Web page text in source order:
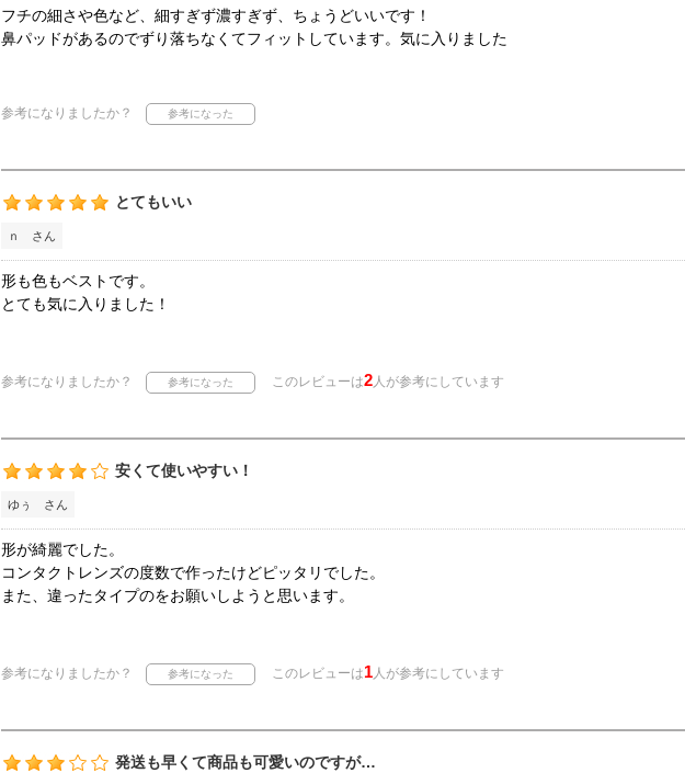
フチの細さや色など、細すぎず濃すぎず、ちょうどいいです！
鼻パッドがあるのでずり落ちなくてフィットしています。気に入りました
参考になりましたか？
とてもいい
ｎ さん
形も色もベストです。
とても気に入りました！
参考になりましたか？ このレビューは2人が参考にしています
安くて使いやすい！
ゆぅ さん
形が綺麗でした。
コンタクトレンズの度数で作ったけどピッタリでした。
また、違ったタイプのをお願いしようと思います。
参考になりましたか？ このレビューは1人が参考にしています
発送も早くて商品も可愛いのですが…